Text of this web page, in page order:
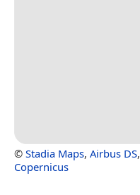
© Stadia Maps, Airbus DS,
Copernicus